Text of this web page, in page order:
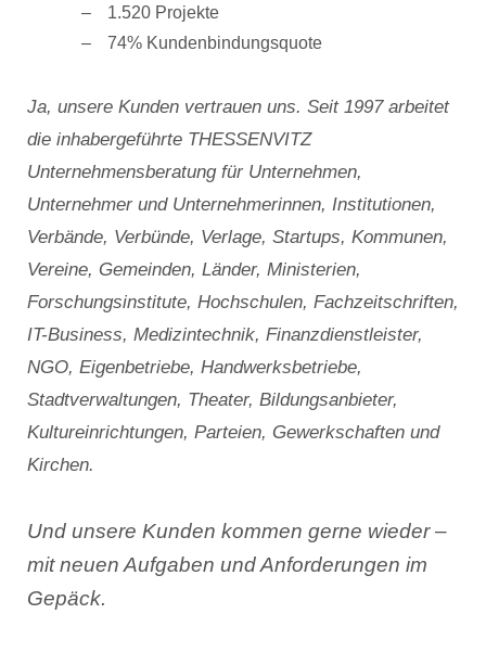
1.520 Projekte
74% Kundenbindungsquote
Ja, unsere Kunden vertrauen uns. Seit 1997 arbeitet
die inhabergeführte THESSENVITZ
Unternehmensberatung für Unternehmen,
Unternehmer und Unternehmerinnen, Institutionen,
Verbände, Verbünde, Verlage, Startups, Kommunen,
Vereine, Gemeinden, Länder, Ministerien,
Forschungsinstitute, Hochschulen, Fachzeitschriften,
IT-Business, Medizintechnik, Finanzdienstleister,
NGO, Eigenbetriebe, Handwerksbetriebe,
Stadtverwaltungen, Theater, Bildungsanbieter,
Kultureinrichtungen, Parteien, Gewerkschaften und
Kirchen.
Und unsere Kunden kommen gerne wieder –
mit neuen Aufgaben und Anforderungen im
Gepäck.